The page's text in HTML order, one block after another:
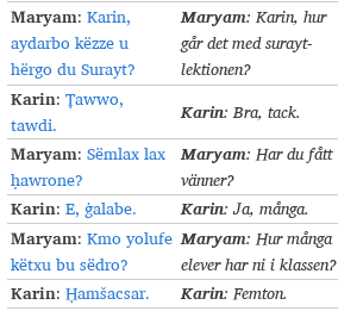
Maryam:Karin,
aydarbo këzze u
hërgo du Surayt?
Maryam:Karin, hur
går det med surayt-
lektionen?
Karin:Ṭawwo,
tawdi.
Karin:Bra, tack.
Maryam:Sëmlax lax
ḥawrone?
Maryam:Har du fått
vänner?
Karin:E, ġalabe. Karin:Ja, många.
Maryam:Kmo yolufe
këtxu bu sëdro?
Maryam:Hur många
elever har ni i klassen?
Karin:Ḥamšacsar. Karin:Femton.